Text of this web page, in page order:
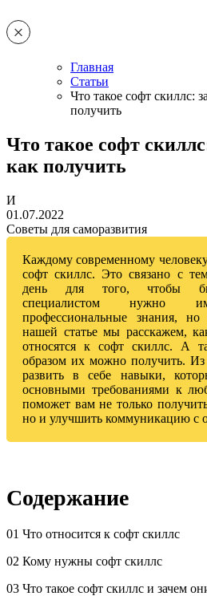
Главная
Статьи
Что такое софт скиллс:
получить
Что такое софт
как получить
И
01.07.2022
Советы для саморазвития
Каждому современному
софт скиллс. Это связано с
день для того, чтобы
специалистом нужно
профессиональные знания,
нашей статье мы расскажем,
относятся к софт скиллс. А
образом их можно получить. Из
развить в себе навыки,
основными требованиями к
поможет вам не только
но и улучшить коммуникацию с
Содержание
01 Что относится к софт скиллс
02 Кому нужны софт скиллс
03 Что такое софт скиллс и зачем